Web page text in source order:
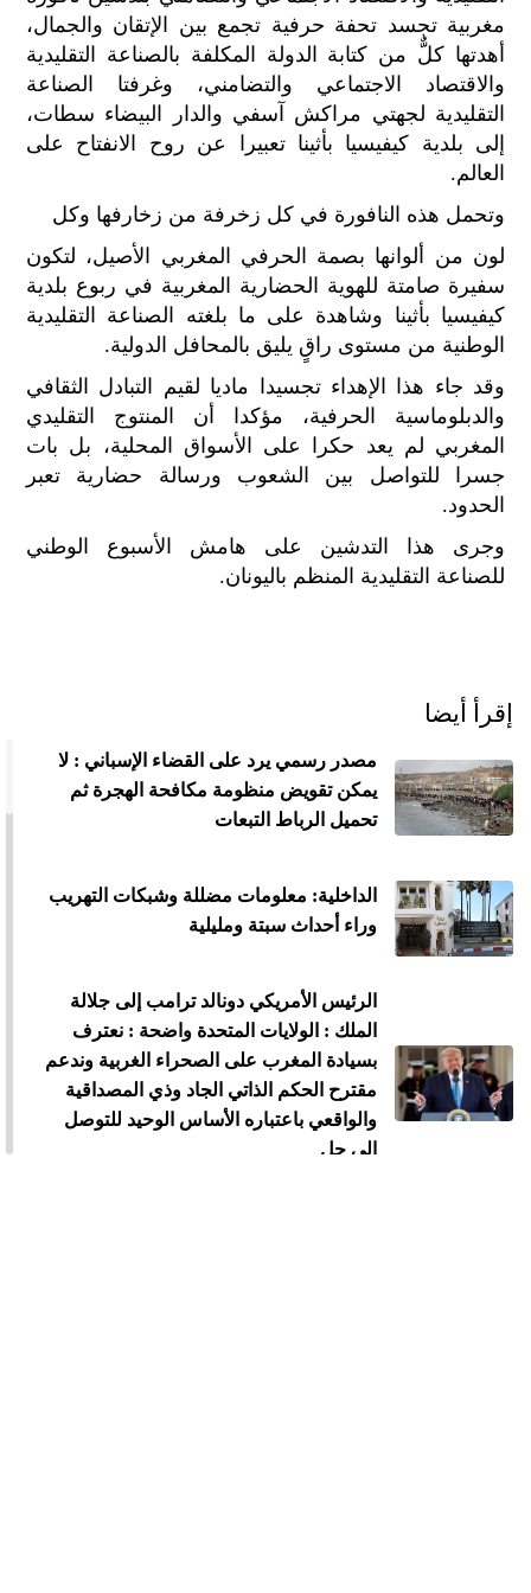
مغربية تجسد تحفة حرفية تجمع بين الإتقان والجمال،
أهدتها كلٌّ من كتابة الدولة المكلفة بالصناعة التقليدية
والاقتصاد الاجتماعي والتضامني، وغرفتا الصناعة
التقليدية لجهتي مراكش آسفي والدار البيضاء سطات،
إلى بلدية كيفيسيا بأثينا تعبيرا عن روح الانفتاح على
العالم.
وتحمل هذه النافورة في كل زخرفة من زخارفها وكل
لون من ألوانها بصمة الحرفي المغربي الأصيل، لتكون
سفيرة صامتة للهوية الحضارية المغربية في ربوع بلدية
كيفيسيا بأثينا وشاهدة على ما بلغته الصناعة التقليدية
الوطنية من مستوى راقٍ يليق بالمحافل الدولية.
وقد جاء هذا الإهداء تجسيدا ماديا لقيم التبادل الثقافي
والدبلوماسية الحرفية، مؤكدا أن المنتوج التقليدي
المغربي لم يعد حكرا على الأسواق المحلية، بل بات
جسرا للتواصل بين الشعوب ورسالة حضارية تعبر
الحدود.
وجرى هذا التدشين على هامش الأسبوع الوطني
للصناعة التقليدية المنظم باليونان.
إقرأ أيضا
مصدر رسمي يرد على القضاء الإسباني : لا
يمكن تقويض منظومة مكافحة الهجرة ثم
تحميل الرباط التبعات
الداخلية: معلومات مضللة وشبكات التهريب
وراء أحداث سبتة ومليلية
الرئيس الأمريكي دونالد ترامب إلى جلالة
الملك : الولايات المتحدة واضحة : نعترف
بسيادة المغرب على الصحراء الغربية وندعم
مقترح الحكم الذاتي الجاد وذي المصداقية
والواقعي باعتباره الأساس الوحيد للتوصل
إلى حل